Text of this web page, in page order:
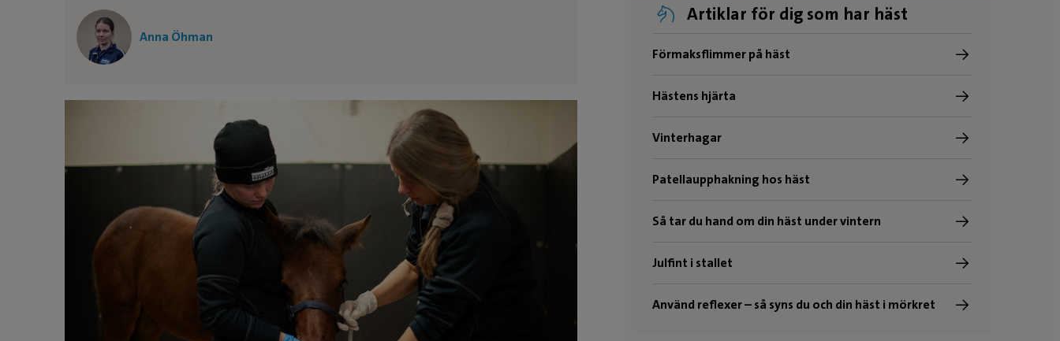
Anna Öhman
Artiklar för dig som har häst
Förmaksflimmer på häst
Hästens hjärta
Vinterhagar
Patellaupphakning hos häst
Så tar du hand om din häst under vintern
Julfint i stallet
Använd reflexer – så syns du och din häst i mörkret